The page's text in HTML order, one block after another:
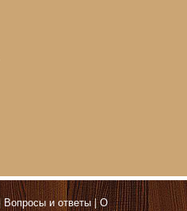
Вопросы и ответы О